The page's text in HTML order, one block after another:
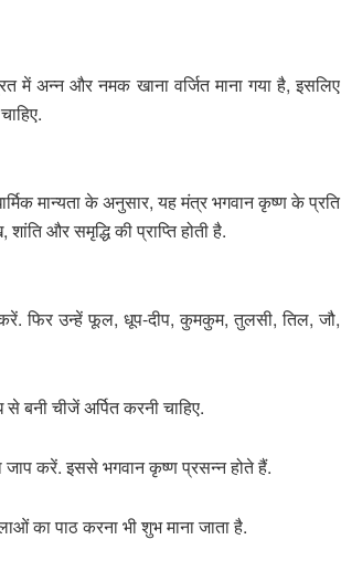
में अन्न और नमक खाना वर्जित माना गया है, इसलिए
मान्यता के अनुसार, यह मंत्र भगवान कृष्ण के प्रति
और समृद्धि की प्राप्ति होती है.
फिर उन्हें फूल, धूप-दीप, कुमकुम, तुलसी, तिल, जौ,
बनी चीजें अर्पित करनी चाहिए.
जाप करें. इससे भगवान कृष्ण प्रसन्न होते हैं.
का पाठ करना भी शुभ माना जाता है.